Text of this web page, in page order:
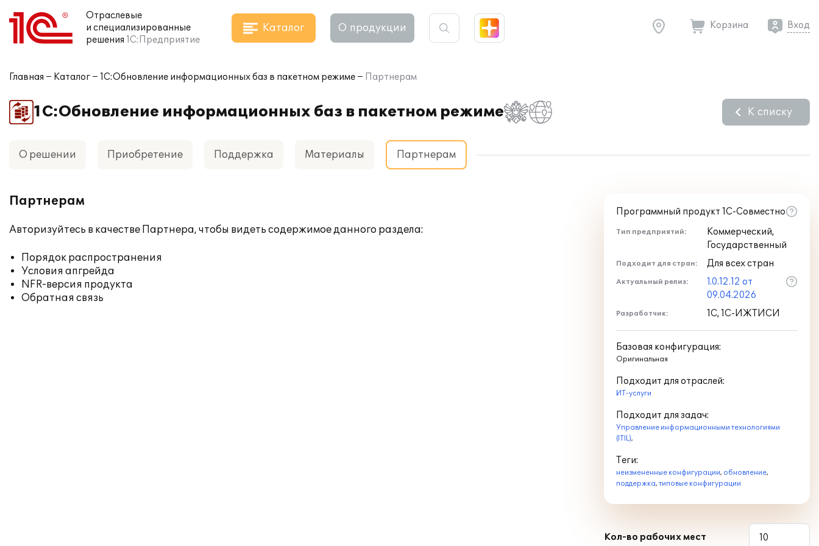
Отраслевые
и специализированные
решения 1С:Предприятие
Каталог О продукции Корзина Вход
Главная Каталог 1С:Обновление информационных баз в пакетном режиме Партнерам
1С:Обновление информационных баз в пакетном режиме К списку
О решении Приобретение Поддержка Материалы Партнерам
Партнерам
Авторизуйтесь в качестве Партнера, чтобы видеть содержимое данного раздела:
Порядок распространения
Условия апгрейда
NFR-версия продукта
Обратная связь
Программный продукт 1С-Совместно
Тип предприятий:
Коммерческий,
Государственный
Подходит для стран: Для всех стран
Актуальный релиз:
1.0.12.12 от
09.04.2026
Разработчик: 1С, 1С-ИЖТИСИ
Базовая конфигурация:
Оригинальная
Подходит для отраслей:
ИТ-услуги
Подходит для задач:
Управление информационными технологиями
(ITIL),
Теги:
неизмененные конфигурации, обновление,
поддержка, типовые конфигурации
Кол-во рабочих мест